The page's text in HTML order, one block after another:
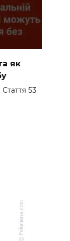
як
53